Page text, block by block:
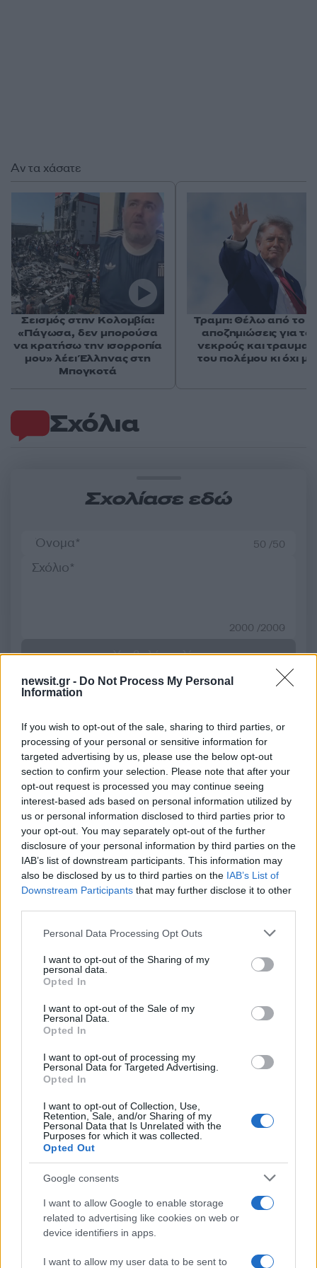
newsit.gr - Do Not Process My Personal
Information
If you wish to opt-out of the sale, sharing to third parties, or
processing of your personal or sensitive information for
targeted advertising by us, please use the below opt-out
section to confirm your selection. Please note that after your
opt-out request is processed you may continue seeing
interest-based ads based on personal information utilized by
us or personal information disclosed to third parties prior to
your opt-out. You may separately opt-out of the further
disclosure of your personal information by third parties on the
IAB’s list of downstream participants. This information may
also be disclosed by us to third parties on the IAB’s List of
Downstream Participants that may further disclose it to other
Please note that this website/app uses one or more Google
not limited to your visit or usage behaviour. You may click to
grant or deny consent to Google and its third-party tags to
use your data for below specified purposes in below Google
consent section.
Personal Data Processing Opt Outs
I want to opt-out of the Sharing of my
personal data.
Opted In
I want to opt-out of the Sale of my
Personal Data.
Opted In
I want to opt-out of processing my
Personal Data for Targeted Advertising.
Opted In
I want to opt-out of Collection, Use,
Retention, Sale, and/or Sharing of my
Personal Data that Is Unrelated with the
Purposes for which it was collected.
Opted Out
Google consents
I want to allow Google to enable storage
related to advertising like cookies on web or
device identifiers in apps.
I want to allow my user data to be sent to
Σχόλια
Σχολίασε εδώ
50 /50
2000 /2000
Υποβολή σχολίου
Όροι Χρήσης. Το site προστατεύεται από reCAPTCHA, ισχύουν
Πολιτική Απορρήτου
Αθλητικά
ΡΑΤΣΙΣΤΙΚΗ ΕΠΙΘΕΣΗ
ΦΟΥΝΤΑΣ
Share:
Ακολουθήστε το Νewsit.gr στοGoogle Newsκαι
ενημερωθείτε πρώτοι για όλη την ειδησεογραφία και τα
τελευταία νέατης ημέρας
Αν τα χάσατε
Σεισμός στην Κολομβία:
«Πάγωσα, δεν μπορούσα
να κρατήσω την ισορροπία
μου» λέει Έλληνας στη
Μπογκοτά
Τραμπ: Θέλω από το
αποζημιώσεις για
νεκρούς και
του πολέμου κι όχι
Κουβαρά: Παραδόθηκαν στις φλόγες
κτηνοτροφικές μονάδες – Εκκενώθηκε ο
Άγιος Στυλιανός
Η Μαρία Καρυστιανού απαντά για τις
μαζικές αποχωρήσεις: Είχαμε αντιληφθεί
το παρακίνημα, ο Θανάσης Αυγερινός μας
Γιώργος Κοντογιάννης: «Ο Μάρκος
Σεφερλής είναι περήφανος για μένα που
Παράταση για να δώσουν εξηγήσεις πήραν
ιδιοκτήτης και χειριστής που «πάρκαραν»
το ελικόπτερο στο Σαρακήνικο
Ασύλληπτη Ελένη Ιακωβάκη: Διέλυσε το
πανελλήνιο ρεκόρ και κατέκτησε το
χάλκινο μετάλλιο στα 400 μέτρα με
εμπόδια στο παγκόσμιο πρωτάθλημα Κ20